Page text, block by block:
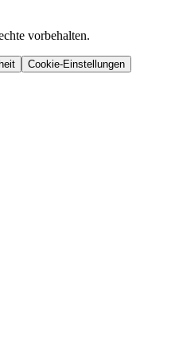
vorbehalten.
Cookie-Einstellungen